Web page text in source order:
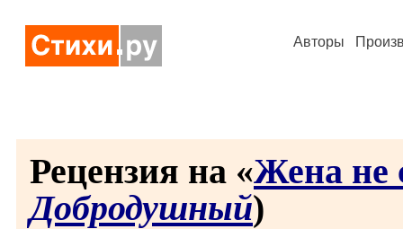
Авторы
Рецензия на «Жена не
Добродушный)